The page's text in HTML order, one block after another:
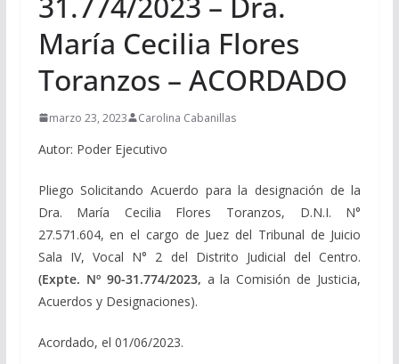
María Cecilia Flores
Toranzos – ACORDADO
marzo 23, 2023 Carolina Cabanillas
Autor: Poder Ejecutivo
Pliego Solicitando Acuerdo para la designación de la
Dra. María Cecilia Flores Toranzos, D.N.I. N°
27.571.604, en el cargo de Juez del Tribunal de Juicio
Sala IV, Vocal N° 2 del Distrito Judicial del Centro.
(Expte. Nº 90-31.774/2023, a la Comisión de Justicia,
Acuerdos y Designaciones).
Acordado, el 01/06/2023.